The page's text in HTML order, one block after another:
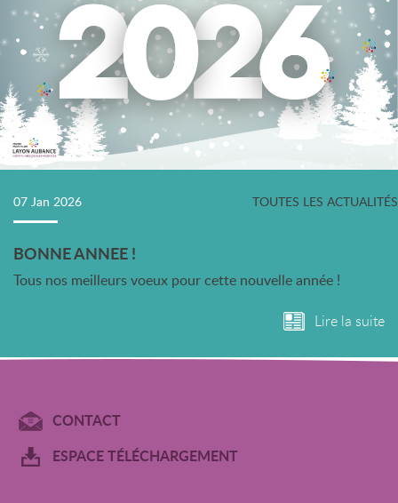
07 Jan 2026
BONNE ANNEE !
Tous nos meilleurs voeux pour cette nouvelle année !
TOUTES LES ACTUALITÉS
Lire la suite
CONTACT
ESPACE TÉLÉCHARGEMENT